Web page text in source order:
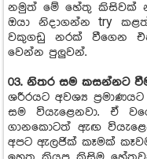
නමුත් මේ හේතු කිසිවක්
ඔයා නිදාගන්න try
වකුගඩු නරක් වීගෙන
වෙන්න පුලුවන්.
03. නිතර සම කසන්නට
ශරීරයට අවශ්‍ය
සම වියැළෙනවා. ඒ
ගානකොටත් ඇඟ
අපට ඇලජික් කෑමක්